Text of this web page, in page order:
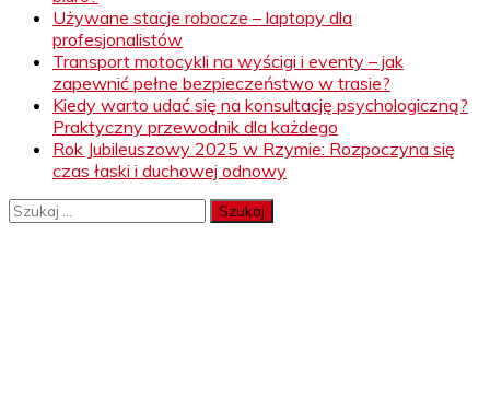
Używane stacje robocze – laptopy dla
profesjonalistów
Transport motocykli na wyścigi i eventy – jak
zapewnić pełne bezpieczeństwo w trasie?
Kiedy warto udać się na konsultację psychologiczną?
Praktyczny przewodnik dla każdego
Rok Jubileuszowy 2025 w Rzymie: Rozpoczyna się
czas łaski i duchowej odnowy
Szukaj: